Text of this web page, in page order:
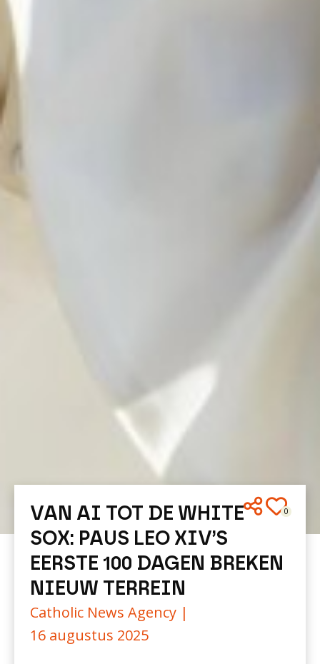
0
VAN AI TOT DE WHITE
SOX: PAUS LEO XIV’S
EERSTE 100 DAGEN BREKEN
NIEUW TERREIN
Catholic News Agency |
16 augustus 2025